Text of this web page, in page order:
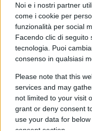
Noi e i nostri partner
come i cookie per
funzionalità per social
Facendo clic di seguito
tecnologia. Puoi
consenso in qualsiasi
Please note that this
services and may
not limited to your visit
grant or deny consent
use your data for
ballerine
diCorrado
11 Novembre